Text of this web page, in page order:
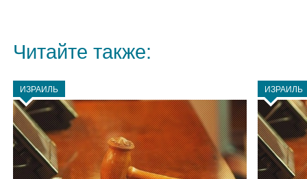
Читайте также:
ИЗРАИЛЬ ИЗРАИЛЬ